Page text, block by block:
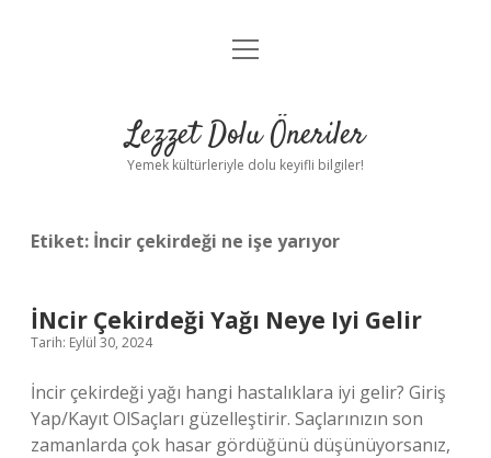
Anasayfa
Yasal Uyarı
menüyü
Lezzet Dolu Öneriler
Yemek kültürleriyle dolu keyifli bilgiler!
Etiket: İncir çekirdeği ne işe yarıyor
İNcir Çekirdeği Yağı Neye Iyi Gelir
Tarih: Eylül 30, 2024
İncir çekirdeği yağı hangi hastalıklara iyi gelir? Giriş
Yap/Kayıt OlSaçları güzelleştirir. Saçlarınızın son
zamanlarda çok hasar gördüğünü düşünüyorsanız,